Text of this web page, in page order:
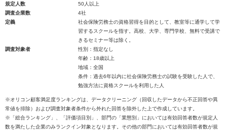
規定人数
50人以上
調査企業数
4社
定義
社会保険労務士の資格習得を目的として、教室等に通学して学
習するスクールを指す。高校、大学、専門学校、無料で受講で
きるセミナー等は除く。
調査対象者
性別：指定なし
年齢：18歳以上
地域：全国
条件：過去6年以内に社会保険労務士の試験を受験した人で、
勉強方法に資格スクールを利用した人
※オリコン顧客満足度ランキングは、データクリーニング（回収したデータから不正回答や異
常値を排除）および調査対象者条件から外れた回答を除外した上で作成しています。
※「総合ランキング」、「評価項目別」、部門の「業態別」においては有効回答者数が規定人
数を満たした企業のみランクイン対象となります。その他の部門においては有効回答者数が規